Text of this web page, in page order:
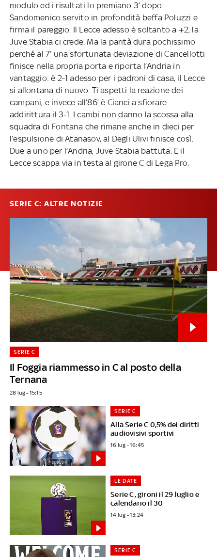
modulo ed i risultati lo premiano 3’ dopo:
Sandomenico servito in profondità beffa Poluzzi e
firma il pareggio. Il Lecce adesso è soltanto a +2, la
Juve Stabia ci crede. Ma la parità dura pochissimo
perché al 7’ una sfortunata deviazione di Cancellotti
finisce nella propria porta e riporta l’Andria in
vantaggio: è 2-1 adesso per i padroni di casa, il Lecce
si allontana di nuovo. Ti aspetti la reazione dei
campani, e invece all’86’ è Cianci a sfiorare
addirittura il 3-1. I cambi non danno la scossa alla
squadra di Fontana che rimane anche in dieci per
l’espulsione di Atanasov, al Degli Ulivi finisce così.
Due a uno per l’Andria, Juve Stabia battuta. E il
Lecce scappa via in testa al girone C di Lega Pro.
SERIE C: ALTRE NOTIZIE
Il Foggia riammesso in C al posto della
Ternana
SERIE C
28 lug - 15:15
Alla Serie C 0,5% dei diritti
audiovisivi sportivi
SERIE C
16 lug - 16:45
Serie C, gironi il 29 luglio e
calendario il 30
LE DATE
14 lug - 13:24
SERIE C